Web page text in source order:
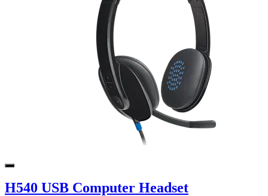
H540 USB Computer Headset